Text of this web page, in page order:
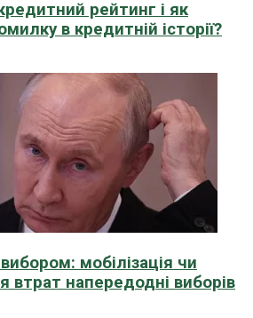
рейтинг і як
в кредитній історії?
мобілізація чи
втрат напередодні виборів